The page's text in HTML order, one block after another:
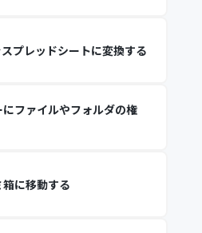
プレッドシートに変換する
ファイルやフォルダの権
に移動する